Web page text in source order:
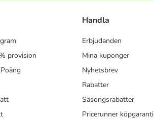
provision
Handla
Erbjudanden
Mina kuponger
Nyhetsbrev
Rabatter
Säsongsrabatter
Pricerunner köpgaranti